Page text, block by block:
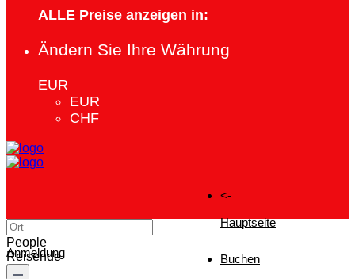
ALLE Preise anzeigen in:
Ändern Sie Ihre Währung
EUR
EUR
CHF
<-
Hauptseite
Buchen
Anmeldung
People
Reisende